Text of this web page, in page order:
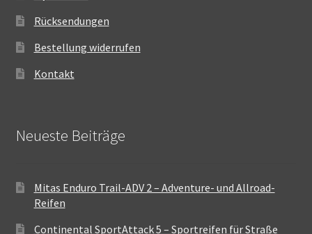
Rücksendungen
Bestellung widerrufen
Kontakt
Neueste Beiträge
Mitas Enduro Trail-ADV 2 – Adventure- und Allroad-
Reifen
Continental SportAttack 5 – Sportreifen für Straße